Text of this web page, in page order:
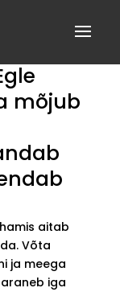
mõjub
aitab
Võta
ja meega
iga